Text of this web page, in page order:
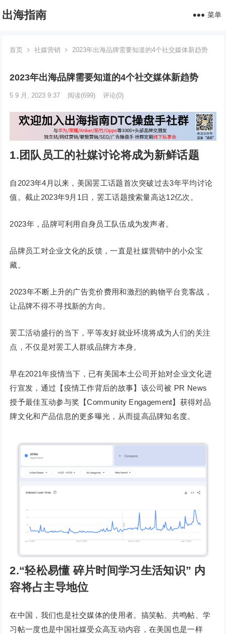
出海指南 菜单
首页 社媒营销 2023年出海品牌需要知道的4个社交媒体新趋势
2023年出海品牌需要知道的4个社交媒体新趋势
5 9 月, 2023 9:37 阅读(699) 评论(0)
1.团队员工的社媒讨论将成为新鲜话题
自2023年4月以来，美国罢工话题首次突破过去3年平均讨论
值。截止2023年9月1日，罢工话题搜索量高达12亿次。
2023年，品牌可利用自身员工队伍成为发声者。
品牌员工对企业文化的反馈，一直是社媒营销中的小众宝
藏。
2023年不断上升的广告竞价费用和激烈的购物平台竞客战，
让品牌不得不寻找新的方向。
罢工活动盛行的当下，平等友好就业环境将成为人们的关注
点，不仅是对罢工人群或品牌方本身。
早在2021年疫情当下，已有美国本土公司开始对企业文化进
行宣发，通过【疫情工作背后的故事】该公司被 PR News
授予最佳互动参与奖【Community Engagement】获得对品
牌文化和产品信息的更多曝光，从而提高品牌知名度。
2.“轻松易懂 碎片时间学习生活知识” 内
容将占主导地位
在中国，我们也是社交媒体的使用者。搞笑帖、共鸣帖、学
习帖一度也是中国社媒受众高互动内容，在美国也是一样